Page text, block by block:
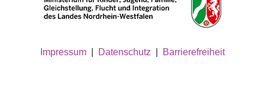
Impressum Datenschutz Barrierefreiheit